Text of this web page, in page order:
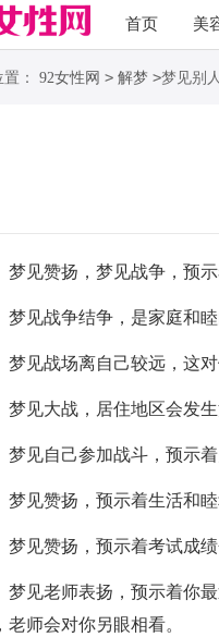
首页 美
： 92女性网 > 解梦 >梦见别
赞扬，梦见战争，预示
战争结争，是家庭和睦
战场离自己较远，这对
大战，居住地区会发生
自己参加战斗，预示着
赞扬，预示着生活和睦
赞扬，预示着考试成绩
老师表扬，预示着你最
老师会对你另眼相看。